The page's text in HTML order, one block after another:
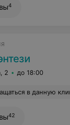
4
2 до 18:00
посещение врача на месяц). В последний звонок - ни день, ни время с нами не согласовывались. Итог: визит так и не состоялся. Месяц
42